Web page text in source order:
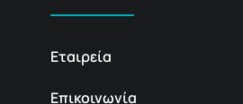
Εταιρεία
Επικοινωνία